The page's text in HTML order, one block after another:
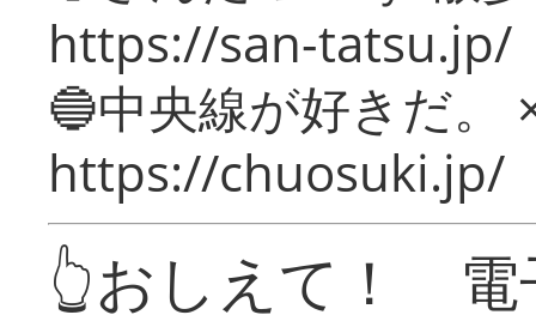
https://san-tatsu.jp/
🔵中央線が好きだ。
https://chuosuki.jp/
👆おしえて！ 電